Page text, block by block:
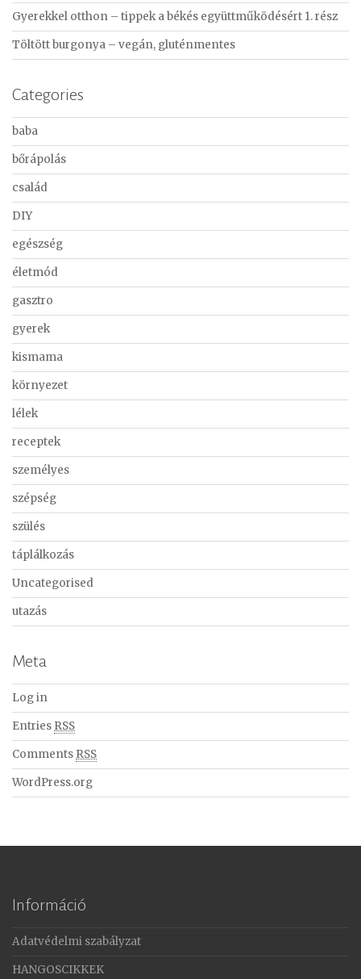
Gyerekkel otthon – tippek a békés együttműködésért 1. rész
Töltött burgonya – vegán, gluténmentes
Categories
baba
bőrápolás
család
DIY
egészség
életmód
gasztro
gyerek
kismama
környezet
lélek
receptek
személyes
szépség
szülés
táplálkozás
Uncategorised
utazás
Meta
Log in
Entries RSS
Comments RSS
WordPress.org
Információ
Adatvédelmi szabályzat
HANGOSCIKKEK